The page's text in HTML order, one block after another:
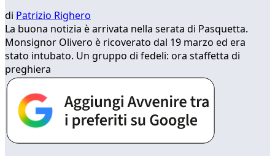
di Patrizio Righero
La buona notizia è arrivata nella serata di Pasquetta.
Monsignor Olivero è ricoverato dal 19 marzo ed era
stato intubato. Un gruppo di fedeli: ora staffetta di
preghiera